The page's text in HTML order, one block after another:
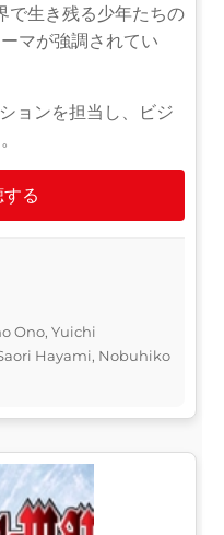
で生き残る少年たちの
マが強調されてい
ョンを担当し、ビジ
る
Ono, Yuichi
Hayami, Nobuhiko